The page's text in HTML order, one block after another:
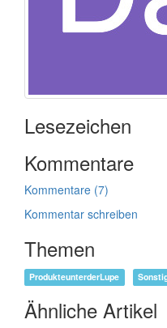
Lesezeichen
Kommentare
Kommentare (7)
Kommentar schreiben
Themen
ProdukteunterderLupe
Ähnliche Artikel